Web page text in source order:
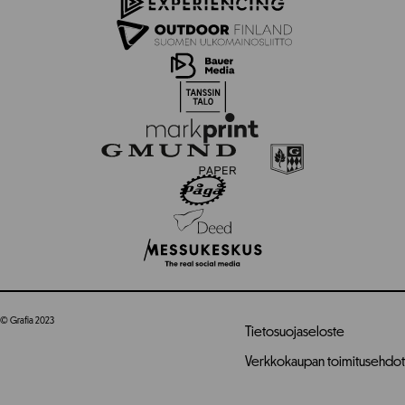
© Grafia 2023
Tietosuojaseloste
Verkkokaupan toimitusehdot